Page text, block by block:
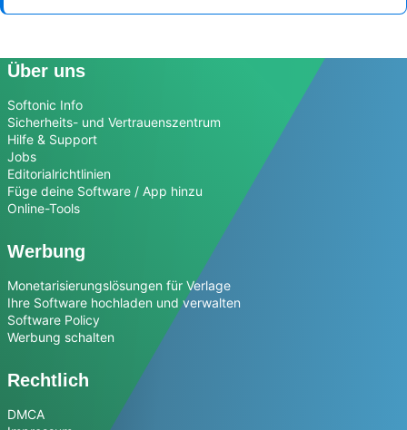
Über uns
Softonic Info
Sicherheits- und Vertrauenszentrum
Hilfe & Support
Jobs
Editorialrichtlinien
Füge deine Software / App hinzu
Online-Tools
Werbung
Monetarisierungslösungen für Verlage
Ihre Software hochladen und verwalten
Software Policy
Werbung schalten
Rechtlich
DMCA